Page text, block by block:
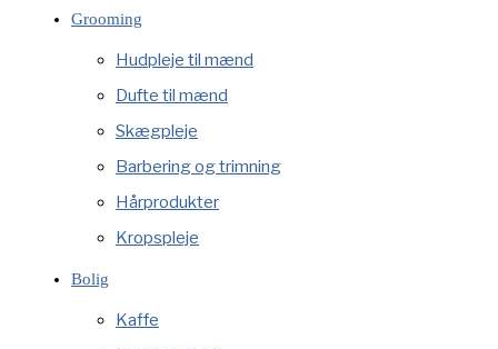
Grooming
Hudpleje til mænd
Dufte til mænd
Skægpleje
Barbering og trimning
Hårprodukter
Kropspleje
Bolig
Kaffe